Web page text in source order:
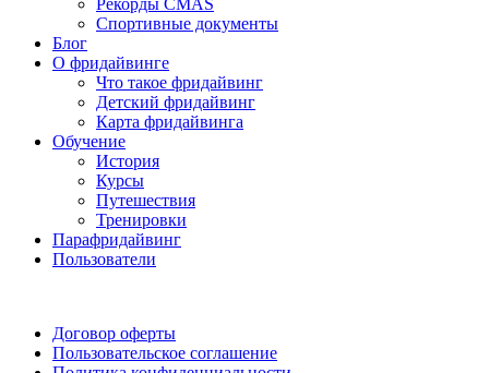
Рекорды CMAS
Спортивные документы
Блог
О фридайвинге
Что такое фридайвинг
Детский фридайвинг
Карта фридайвинга
Обучение
История
Курсы
Путешествия
Тренировки
Парафридайвинг
Пользователи
Договор оферты
Пользовательское соглашение